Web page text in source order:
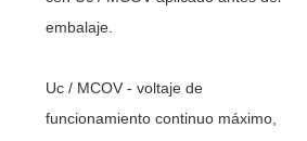
embalaje.
Uc / MCOV - voltaje de
funcionamiento continuo máximo,